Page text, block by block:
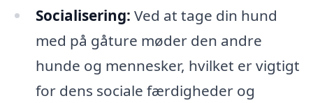
Socialisering: Ved at tage din hund
med på gåture møder den andre
hunde og mennesker, hvilket er vigtigt
for dens sociale færdigheder og